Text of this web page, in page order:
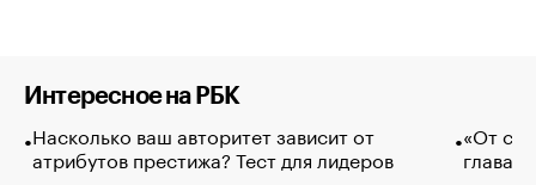
Интересное на РБК
Насколько ваш авторитет зависит от
атрибутов престижа? Тест для лидеров
«От
глава